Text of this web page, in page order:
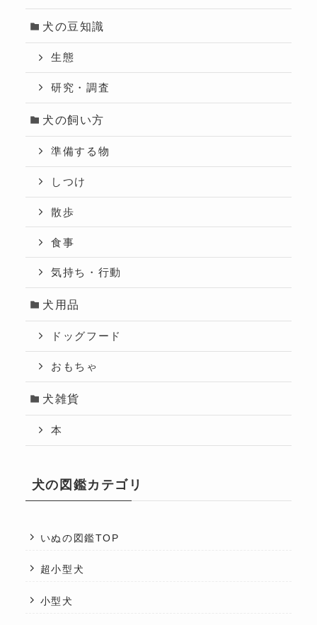
犬の豆知識
生態
研究・調査
犬の飼い方
準備する物
しつけ
散歩
食事
気持ち・行動
犬用品
ドッグフード
おもちゃ
犬雑貨
本
犬の図鑑カテゴリ
いぬの図鑑TOP
超小型犬
小型犬